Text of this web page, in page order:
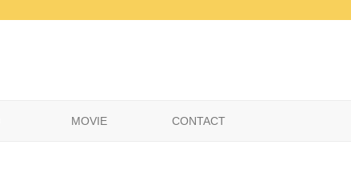
MOVIE CONTACT